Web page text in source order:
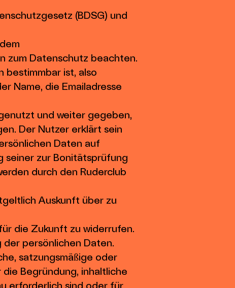
(BDSG) und
zum Datenschutz beachten.
bestimmbar ist, also
Name, die Emailadresse
und weiter gegeben,
Der Nutzer erklärt sein
Daten auf
seiner zur Bonitätsprüfung
durch den Ruderclub
Auskunft über zu
die Zukunft zu widerrufen.
der persönlichen Daten.
satzungsmäßige oder
Begründung, inhaltliche
erforderlich sind oder für